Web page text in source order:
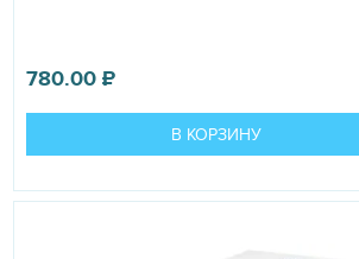
780.00₽
В КОРЗИНУ